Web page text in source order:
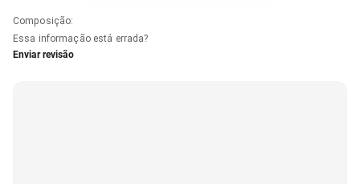
Composição:
Essa informação está errada?
Enviar revisão